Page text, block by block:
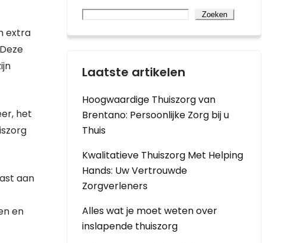
extra
het
aan
en
Zoeken
Laatste artikelen
Hoogwaardige Thuiszorg van
Brentano: Persoonlijke Zorg bij u
Thuis
Kwalitatieve Thuiszorg Met Helping
Hands: Uw Vertrouwde
Zorgverleners
Alles wat je moet weten over
inslapende thuiszorg